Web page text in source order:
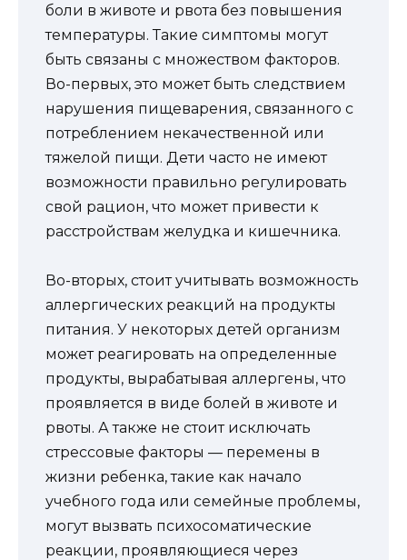
боли в животе и рвота без повышения
температуры. Такие симптомы могут
быть связаны с множеством факторов.
Во-первых, это может быть следствием
нарушения пищеварения, связанного с
потреблением некачественной или
тяжелой пищи. Дети часто не имеют
возможности правильно регулировать
свой рацион, что может привести к
расстройствам желудка и кишечника.
Во-вторых, стоит учитывать возможность
аллергических реакций на продукты
питания. У некоторых детей организм
может реагировать на определенные
продукты, вырабатывая аллергены, что
проявляется в виде болей в животе и
рвоты. А также не стоит исключать
стрессовые факторы — перемены в
жизни ребенка, такие как начало
учебного года или семейные проблемы,
могут вызвать психосоматические
реакции, проявляющиеся через